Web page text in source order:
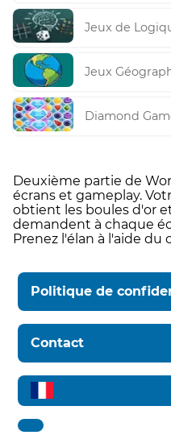
Jeux de
Jeux
Diamond
Deuxième partie de
écrans et gameplay.
obtient les boules d'or
demandent à chaque
Prenez l'élan à l'aide
Politique de
Contact